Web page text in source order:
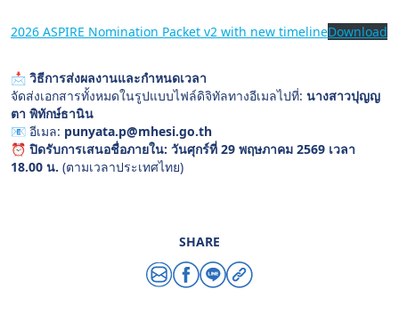
2026 ASPIRE Nomination Packet v2 with new timelineDownload
📩 วิธีการส่งผลงานและกำหนดเวลา
จัดส่งเอกสารทั้งหมดในรูปแบบไฟล์ดิจิทัลทางอีเมลไปที่: นางสาวปุญญ
ตา พิทักษ์ธานิน
📧 อีเมล: punyata.p@mhesi.go.th
⏰ ปิดรับการเสนอชื่อภายใน: วันศุกร์ที่ 29 พฤษภาคม 2569 เวลา
18.00 น. (ตามเวลาประเทศไทย)
SHARE